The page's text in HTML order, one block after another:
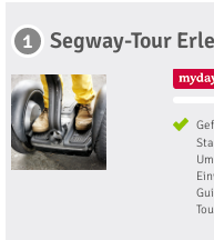
1 Segway-Tour